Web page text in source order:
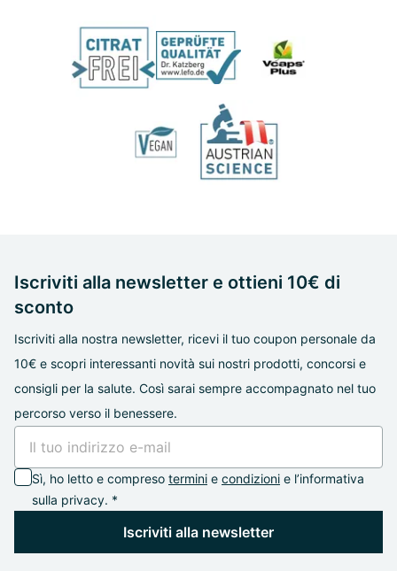
Iscriviti alla newsletter e ottieni 10€ di
sconto
Iscriviti alla nostra newsletter, ricevi il tuo coupon personale da
10€ e scopri interessanti novità sui nostri prodotti, concorsi e
consigli per la salute. Così sarai sempre accompagnato nel tuo
percorso verso il benessere.
Sì, ho letto e compreso termini e condizioni e l’informativa
sulla privacy. *
Iscriviti alla newsletter